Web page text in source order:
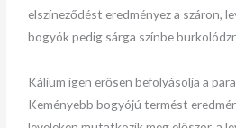
elszíneződést eredményez a száron,
bogyók pedig sárga színbe
Kálium igen erősen befolyásolja a
Keményebb bogyójú termést